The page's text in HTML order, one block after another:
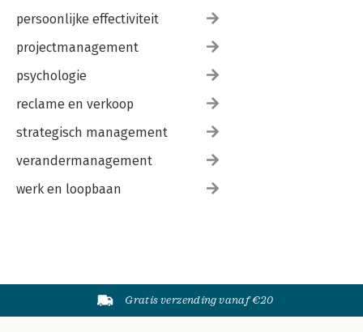
persoonlijke effectiviteit
projectmanagement
psychologie
reclame en verkoop
strategisch management
verandermanagement
werk en loopbaan
Gratis verzending vanaf €20